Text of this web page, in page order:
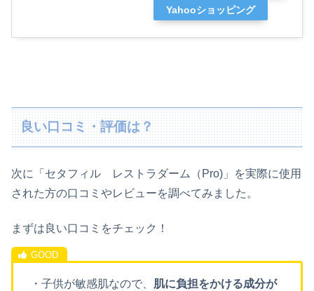
Yahooショッピング
良い口コミ・評価は？
次に「セタフィル レストラダーム（Pro) 」
を実際に使用
された方の口コミやレビューを調べてみました。
まずは良い口コミをチェック！
・子供が敏感肌なので、 肌に負担をかける成分が